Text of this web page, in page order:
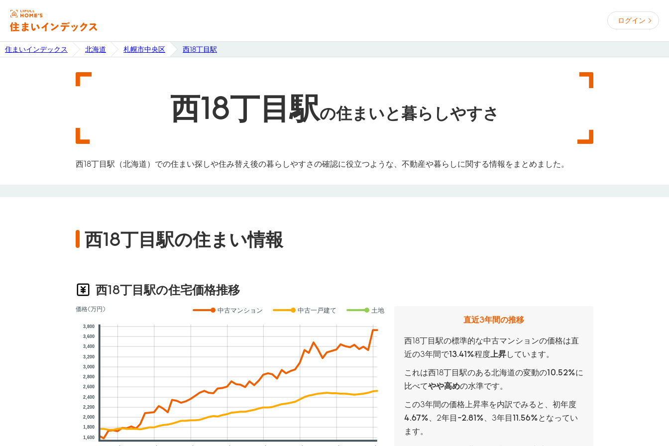
ログイン
住まいインデックス 北海道 札幌市中央区 西18丁目駅
西18丁目駅の住まいと暮らしやすさ
西18丁目駅（北海道）での住まい探しや住み替え後の暮らしやすさの確認に役立つような、不動産や暮らしに関する情報をまとめました。
西18丁目駅の住まい情報
西18丁目駅の住宅価格推移
価格(万円) 中古マンション 中古一戸建て 土地
1,600
1,800
2,000
2,200
2,400
2,600
2,800
3,000
3,200
3,400
3,600
3,800
直近3年間の推移
西18丁目駅の標準的な中古マンションの価格は直
近の3年間で13.41%程度 上昇しています。
これは西18丁目駅のある北海道の変動の10.52%に
比べてやや高めの水準です。
この3年間の価格上昇率を内訳でみると、 初年度
4.67%
2年目 -2.81% 3年目11.56%となってい
ます。